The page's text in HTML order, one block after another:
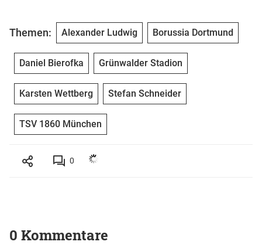
Themen: Alexander Ludwig Borussia Dortmund
Daniel Bierofka Grünwalder Stadion
Karsten Wettberg Stefan Schneider
TSV 1860 München
0
0 Kommentare